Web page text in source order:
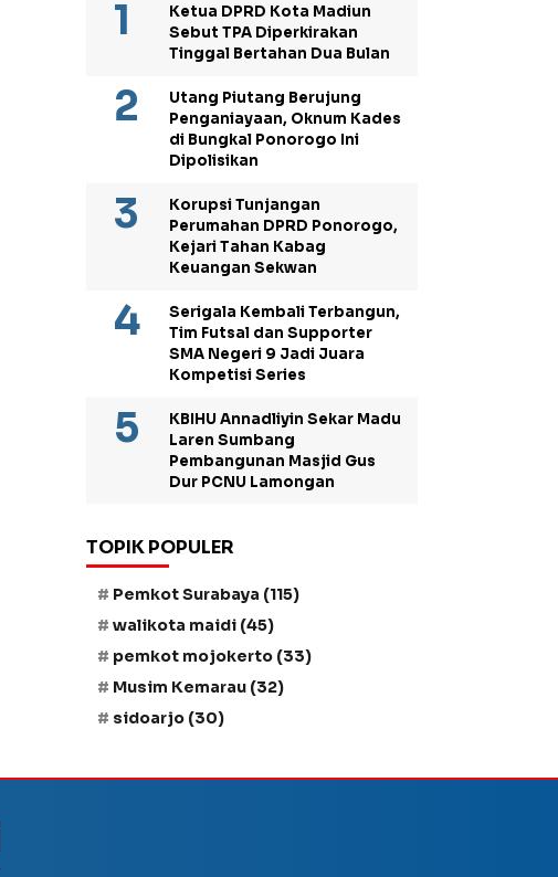
Ketua DPRD Kota Madiun
Sebut TPA Diperkirakan
Tinggal Bertahan Dua Bulan
Utang Piutang Berujung
Penganiayaan, Oknum Kades
di Bungkal Ponorogo Ini
Dipolisikan
Korupsi Tunjangan
Perumahan DPRD Ponorogo,
Kejari Tahan Kabag
Keuangan Sekwan
Serigala Kembali Terbangun,
Tim Futsal dan Supporter
SMA Negeri 9 Jadi Juara
Kompetisi Series
KBIHU Annadliyin Sekar Madu
Laren Sumbang
Pembangunan Masjid Gus
Dur PCNU Lamongan
TOPIK POPULER
Pemkot Surabaya (115)
walikota maidi (45)
pemkot mojokerto (33)
Musim Kemarau (32)
sidoarjo (30)